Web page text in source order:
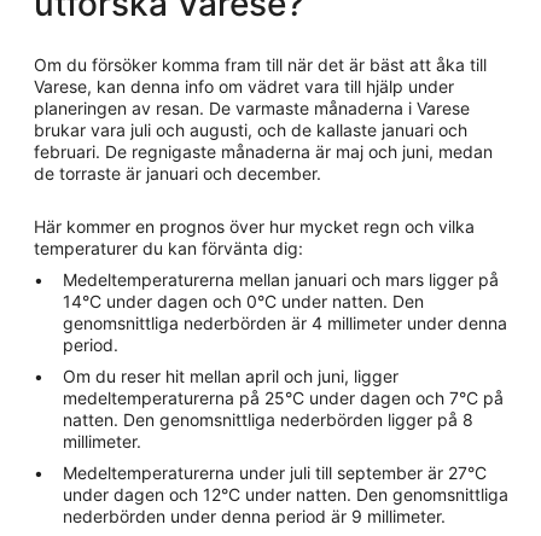
Om du försöker komma fram till när det är bäst att åka till
Varese, kan denna info om vädret vara till hjälp under
planeringen av resan. De varmaste månaderna i Varese
brukar vara juli och augusti, och de kallaste januari och
februari. De regnigaste månaderna är maj och juni, medan
de torraste är januari och december.
Här kommer en prognos över hur mycket regn och vilka
temperaturer du kan förvänta dig:
Medeltemperaturerna mellan januari och mars ligger på
14°C under dagen och 0°C under natten. Den
genomsnittliga nederbörden är 4 millimeter under denna
period.
Om du reser hit mellan april och juni, ligger
medeltemperaturerna på 25°C under dagen och 7°C på
natten. Den genomsnittliga nederbörden ligger på 8
millimeter.
Medeltemperaturerna under juli till september är 27°C
under dagen och 12°C under natten. Den genomsnittliga
nederbörden under denna period är 9 millimeter.